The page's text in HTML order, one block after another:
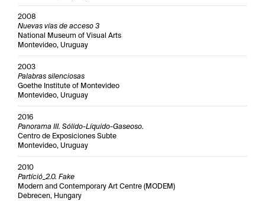
2008
Nuevas vías de acceso 3
National Museum of Visual Arts
Montevideo, Uruguay
2003
Palabras silenciosas
Goethe Institute of Montevideo
Montevideo, Uruguay
2016
Panorama III. Sólido-Líquido-Gaseoso.
Centro de Exposiciones Subte
Montevideo, Uruguay
2010
Partíció_2.0. Fake
Modern and Contemporary Art Centre (MODEM)
Debrecen, Hungary